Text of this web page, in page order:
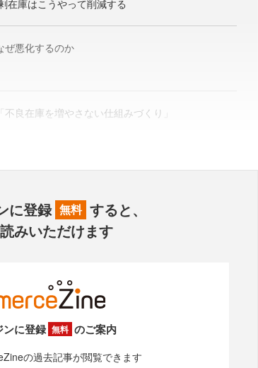
在庫はこうやって削減する
ぜ悪化するのか
良在庫を増やさない仕組みづくり」
に登録 無料 すると、
みいただけます
ンに登録 無料 のご案内
の過去記事が閲覧できます